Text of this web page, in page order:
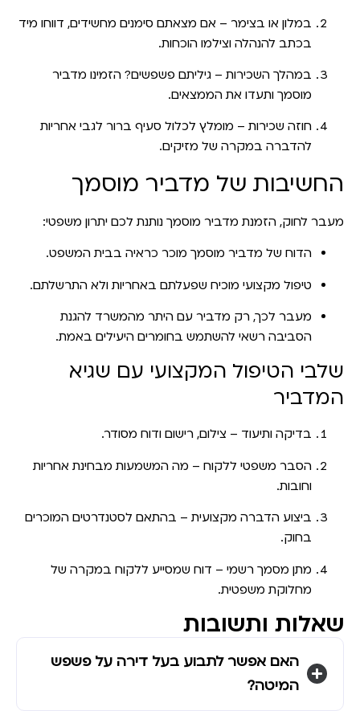
במלון או בצימר – אם מצאתם סימנים מחשידים, דווחו מיד
בכתב להנהלה וצילמו הוכחות.
במהלך השכירות – גיליתם פשפשים? הזמינו מדביר
מוסמך ותעדו את הממצאים.
חוזה שכירות – מומלץ לכלול סעיף ברור לגבי אחריות
להדברה במקרה של מזיקים.
החשיבות של מדביר מוסמך
מעבר לחוק, הזמנת מדביר מוסמך נותנת לכם יתרון משפטי:
הדוח של מדביר מוסמך מוכר כראיה בבית המשפט.
טיפול מקצועי מוכיח שפעלתם באחריות ולא התרשלתם.
מעבר לכך, רק מדביר עם היתר מהמשרד להגנת
הסביבה רשאי להשתמש בחומרים היעילים באמת.
שלבי הטיפול המקצועי עם שגיא
המדביר
בדיקה ותיעוד – צילום, רישום ודוח מסודר.
הסבר משפטי ללקוח – מה המשמעות מבחינת אחריות
וחובות.
ביצוע הדברה מקצועית – בהתאם לסטנדרטים המוכרים
בחוק.
מתן מסמך רשמי – דוח שמסייע ללקוח במקרה של
מחלוקת משפטית.
שאלות ותשובות
האם אפשר לתבוע בעל דירה על פשפש
המיטה?